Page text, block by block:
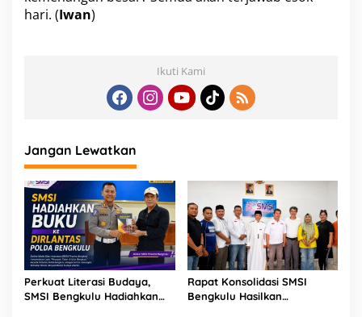
hari. (Iwan)
Ikuti Kami
Jangan Lewatkan
Perkuat Literasi Budaya,
SMSI Bengkulu Hadiahkan
Rapat Konsolidasi SMSI
Bengkulu Hasilkan